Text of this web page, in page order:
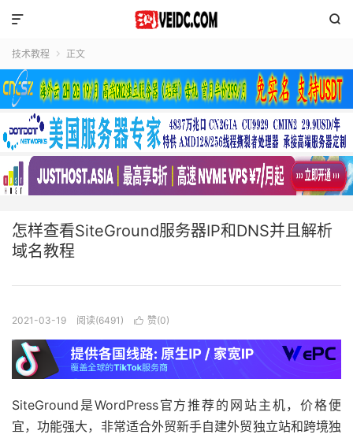


技术教程  正文
怎样查看SiteGround服务器IP和DNS并且解析
域名教程
2021-03-19 阅读(6491)  赞(0)
SiteGround是WordPress官方推荐的网站主机，价格便
宜，功能强大，非常适合外贸新手自建外贸独立站和跨境独